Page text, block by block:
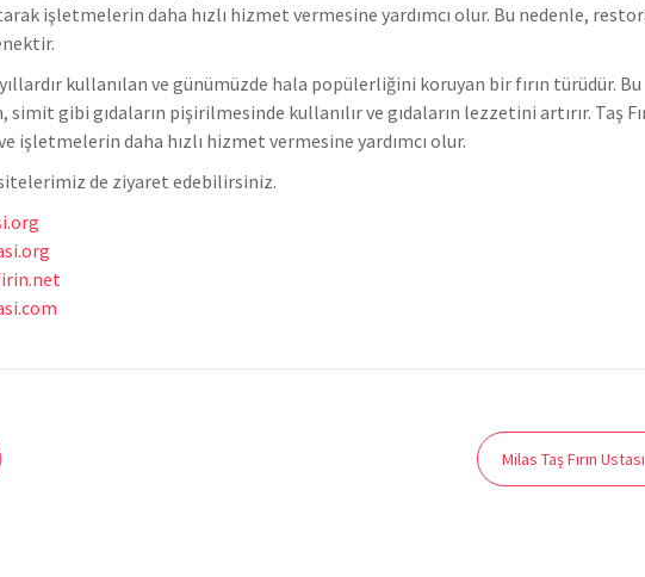
işletmelerin daha hızlı hizmet vermesine yardımcı olur. Bu nedenle,
kullanılan ve günümüzde hala popülerliğini koruyan bir fırın türüdür. Bu
gibi gıdaların pişirilmesinde kullanılır ve gıdaların lezzetini artırır. Taş
işletmelerin daha hızlı hizmet vermesine yardımcı olur.
de ziyaret edebilirsiniz.
Milas Taş Fırın Ustası